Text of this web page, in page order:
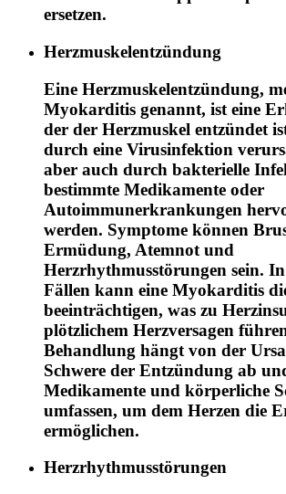
ersetzen.
Herzmuskelentzündung
Eine Herzmuskelentzündung,
Myokarditis genannt, ist eine
der der Herzmuskel entzündet
durch eine Virusinfektion
aber auch durch bakterielle
bestimmte Medikamente oder
Autoimmunerkrankungen
werden. Symptome können
Ermüdung, Atemnot und
Herzrhythmusstörungen sein. In
Fällen kann eine Myokarditis
beeinträchtigen, was zu
plötzlichem Herzversagen
Behandlung hängt von der
Schwere der Entzündung ab
Medikamente und körperliche
umfassen, um dem Herzen die
ermöglichen.
Herzrhythmusstörungen